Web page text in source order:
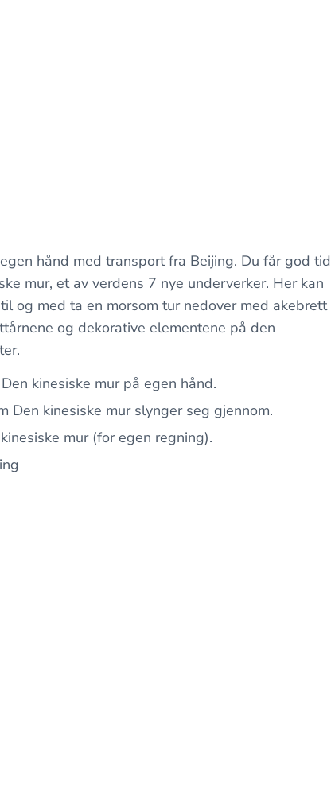
hånd med transport fra Beijing. Du får god tid
mur, et av verdens 7 nye underverker. Her kan
og med ta en morsom tur nedover med akebrett
og dekorative elementene på den
kinesiske mur på egen hånd.
kinesiske mur slynger seg gjennom.
mur (for egen regning).